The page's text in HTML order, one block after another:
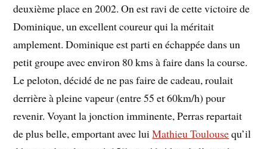
deuxième place en 2002. On est ravi de cette victoire de
Dominique, un excellent coureur qui la méritait
amplement. Dominique est parti en échappée dans un
petit groupe avec environ 80 kms à faire dans la course.
Le peloton, décidé de ne pas faire de cadeau, roulait
derrière à pleine vapeur (entre 55 et 60km/h) pour
revenir. Voyant la jonction imminente, Perras repartait
de plus belle, emportant avec luiMathieu Toulousequ’il